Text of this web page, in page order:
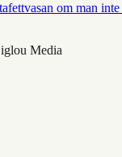
om man
Media